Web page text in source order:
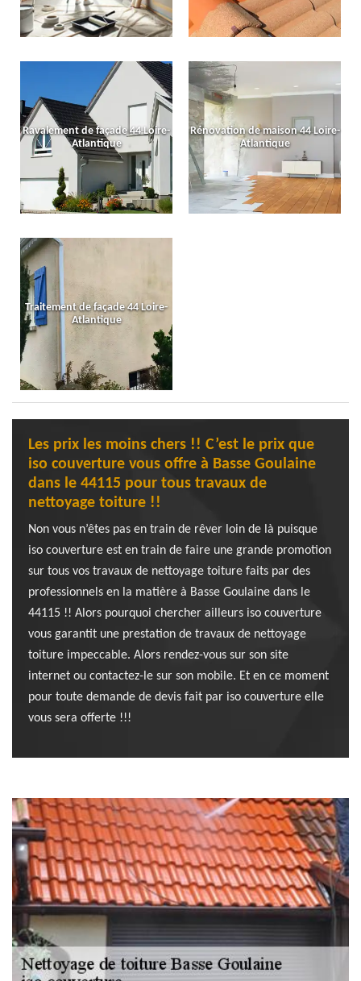
Ravalement de façade 44 Loire-
Atlantique
Rénovation de maison 44 Loire-
Atlantique
Traitement de façade 44 Loire-
Atlantique
Les prix les moins chers !! C’est le prix que
iso couverture vous offre à Basse Goulaine
dans le 44115 pour tous travaux de
nettoyage toiture !!
Non vous n’êtes pas en train de rêver loin de là puisque
iso couverture est en train de faire une grande promotion
sur tous vos travaux de nettoyage toiture faits par des
professionnels en la matière à Basse Goulaine dans le
44115 !! Alors pourquoi chercher ailleurs iso couverture
vous garantit une prestation de travaux de nettoyage
toiture impeccable. Alors rendez-vous sur son site
internet ou contactez-le sur son mobile. Et en ce moment
pour toute demande de devis fait par iso couverture elle
vous sera offerte !!!